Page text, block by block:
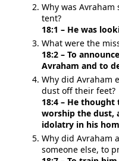
Why was
tent?
18:1 – He was
What were the
18:2 – To
Avraham and to
Why did Avraham
dust off their feet?
18:4 – He
worship the dust,
idolatry in his
Why did Avraham
someone else, to